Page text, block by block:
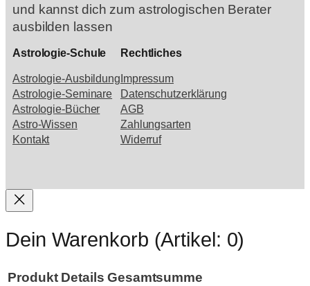
und kannst dich zum astrologischen Berater
ausbilden lassen
Astrologie-Schule
Astrologie-Ausbildung
Astrologie-Seminare
Astrologie-Bücher
Astro-Wissen
Kontakt
Rechtliches
Impressum
Datenschutzerklärung
AGB
Zahlungsarten
Widerruf
Dein Warenkorb (Artikel: 0)
Produkt Details Gesamtsumme